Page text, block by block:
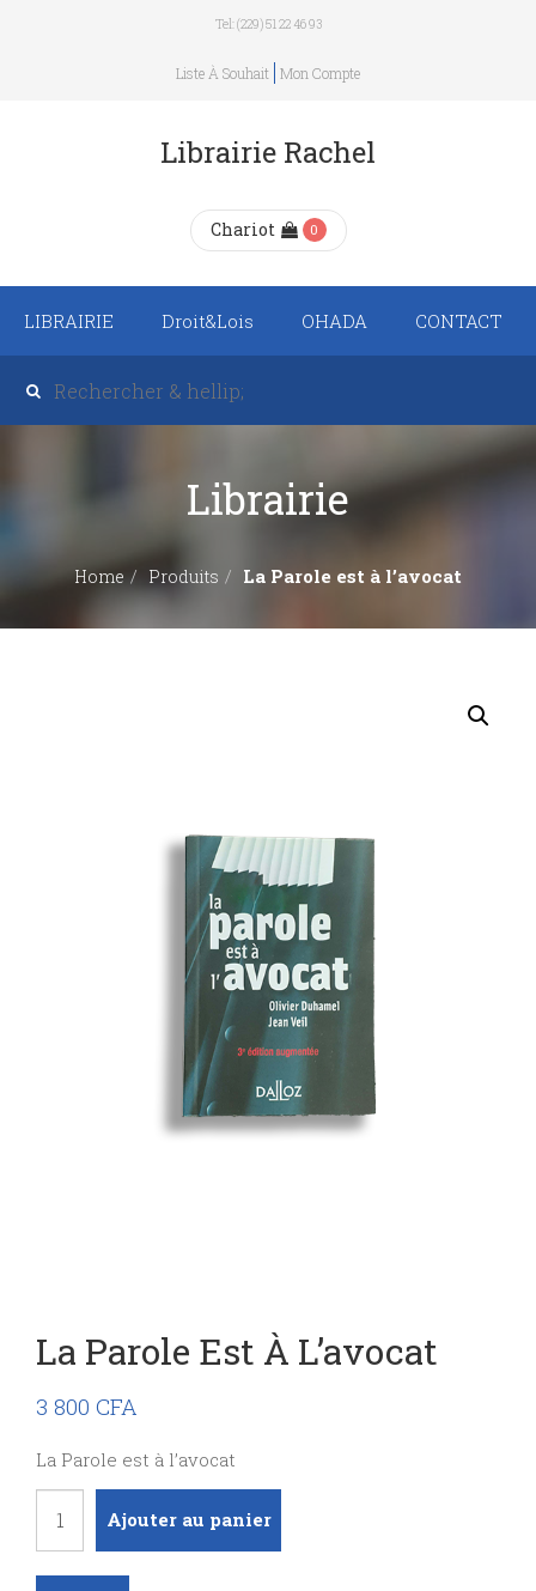
Tel: (229) 51 22 46 93
Liste À Souhait Mon Compte
Librairie Rachel
Chariot 0
LIBRAIRIE Droit&Lois
Recueil de texte de
lois
OHADA CONTACT
Librairie
Home Produits La Parole est à l’avocat
La Parole Est À L’avocat
3 800 CFA
La Parole est à l’avocat
La
Ajouter au panier